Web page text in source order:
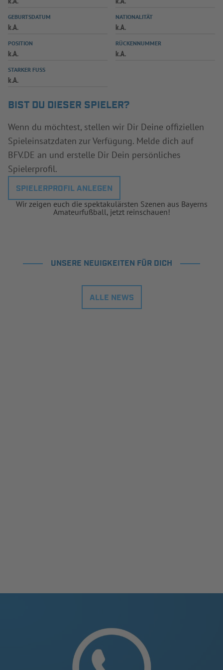
SPIELPLUS
GEBURTSDATUM
k.A.
NATIONALITÄT
k.A.
POSITION
k.A.
RÜCKENNUMMER
k.A.
STARKER FUSS
k.A.
BIST DU DIESER SPIELER?
Wenn du möchtest, stellen wir Dir Deine offiziellen
Spieleinsatzdaten zur Verfügung. Melde dich auf
BFV.DE an und erstelle Dir Dein persönliches
Spielerprofil.
SPIELERPROFIL ANLEGEN
Wir zeigen euch die spektakulärsten Szenen aus Bayerns
Amateurfußball, jetzt reinschauen!
UNSERE NEUIGKEITEN FÜR DICH
ALLE NEWS